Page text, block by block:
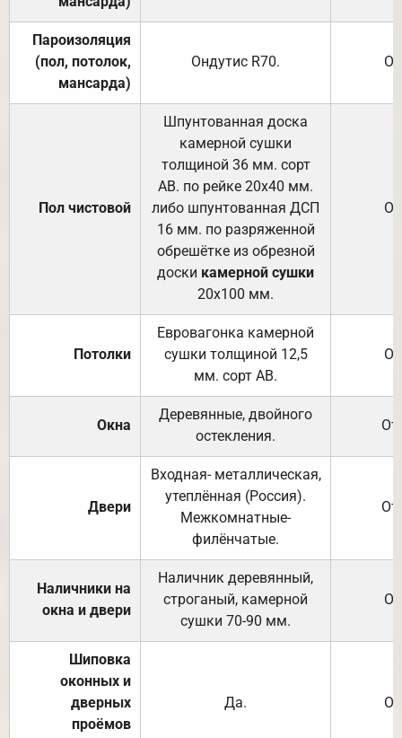
Пароизоляция
(пол, потолок,
мансарда)
Ондутис R70.
Пол чистовой
Шпунтованная доска
камерной сушки
толщиной 36 мм. сорт
АВ. по рейке 20х40 мм.
либо шпунтованная ДСП
16 мм. по разряженной
обрешётке из обрезной
доски камерной сушки
20х100 мм.
Потолки
Евровагонка камерной
сушки толщиной 12,5
мм. сорт АВ.
Окна
Деревянные, двойного
остекления.
Двери
Входная- металлическая,
утеплённая (Россия).
Межкомнатные-
филёнчатые.
Наличники на
окна и двери
Наличник деревянный,
строганый, камерной
сушки 70-90 мм.
Шиповка
оконных и
дверных
проёмов
Да.